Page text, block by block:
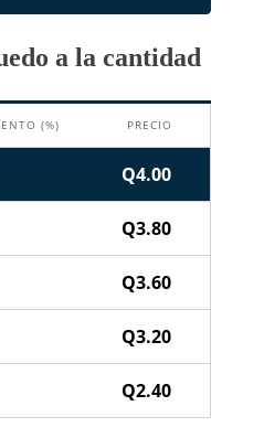
a la cantidad
(%) PRECIO
Q4.00
Q3.80
Q3.60
Q3.20
Q2.40